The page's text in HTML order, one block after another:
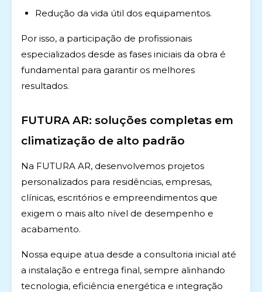
Redução da vida útil dos equipamentos.
Por isso, a participação de profissionais
especializados desde as fases iniciais da obra é
fundamental para garantir os melhores
resultados.
FUTURA AR: soluções completas em
climatização de alto padrão
Na FUTURA AR, desenvolvemos projetos
personalizados para residências, empresas,
clínicas, escritórios e empreendimentos que
exigem o mais alto nível de desempenho e
acabamento.
Nossa equipe atua desde a consultoria inicial até
a instalação e entrega final, sempre alinhando
tecnologia, eficiência energética e integração